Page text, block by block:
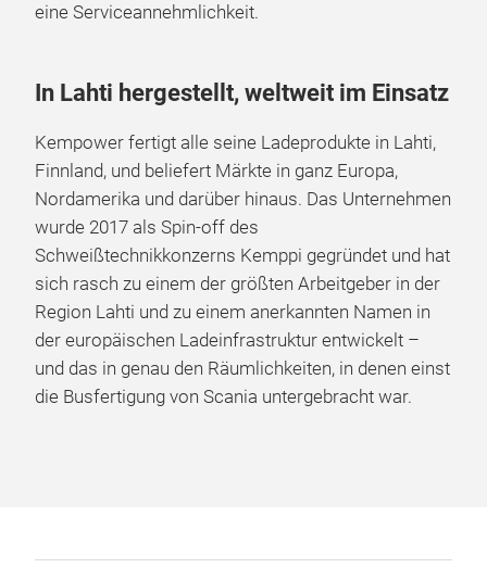
eine Serviceannehmlichkeit.
In Lahti hergestellt, weltweit im Einsatz
Kempower fertigt alle seine Ladeprodukte in Lahti,
Finnland, und beliefert Märkte in ganz Europa,
Nordamerika und darüber hinaus. Das Unternehmen
wurde 2017 als Spin-off des
Schweißtechnikkonzerns Kemppi gegründet und hat
sich rasch zu einem der größten Arbeitgeber in der
Region Lahti und zu einem anerkannten Namen in
der europäischen Ladeinfrastruktur entwickelt –
und das in genau den Räumlichkeiten, in denen einst
die Busfertigung von Scania untergebracht war.